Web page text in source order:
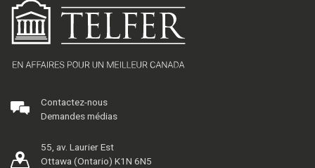
Contactez-nous
Demandes médias
55, av. Laurier Est
Ottawa (Ontario) K1N 6N5